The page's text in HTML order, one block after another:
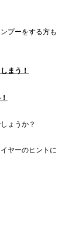
プーをする方も
まう！
ょうか？
ヤーのヒントに